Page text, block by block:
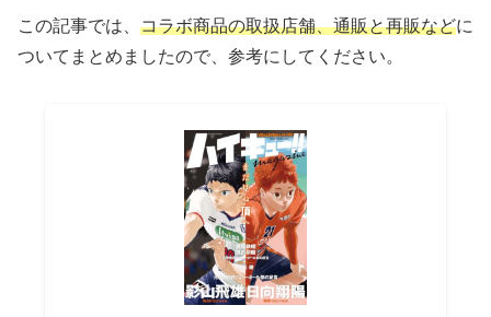
この記事では、 コラボ商品の取扱店舗、通販と再販などに
ついてまとめましたので、参考にしてください。